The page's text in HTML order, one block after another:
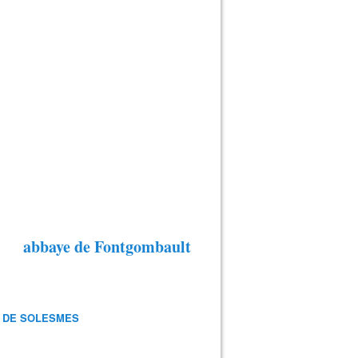
abbaye de Fontgombault
SOLESMES